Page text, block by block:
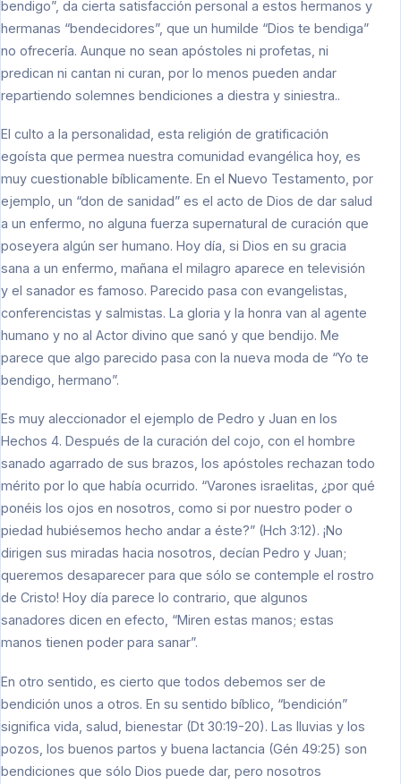
bendigo”, da cierta satisfacción personal a estos hermanos y
hermanas “bendecidores”, que un humilde “Dios te bendiga”
no ofrecería. Aunque no sean apóstoles ni profetas, ni
predican ni cantan ni curan, por lo menos pueden andar
repartiendo solemnes bendiciones a diestra y siniestra..
El culto a la personalidad, esta religión de gratificación
egoísta que permea nuestra comunidad evangélica hoy, es
muy cuestionable bíblicamente. En el Nuevo Testamento, por
ejemplo, un “don de sanidad” es el acto de Dios de dar salud
a un enfermo, no alguna fuerza supernatural de curación que
poseyera algún ser humano. Hoy día, si Dios en su gracia
sana a un enfermo, mañana el milagro aparece en televisión
y el sanador es famoso. Parecido pasa con evangelistas,
conferencistas y salmistas. La gloria y la honra van al agente
humano y no al Actor divino que sanó y que bendijo. Me
parece que algo parecido pasa con la nueva moda de “Yo te
bendigo, hermano”.
Es muy aleccionador el ejemplo de Pedro y Juan en los
Hechos 4. Después de la curación del cojo, con el hombre
sanado agarrado de sus brazos, los apóstoles rechazan todo
mérito por lo que había ocurrido. “Varones israelitas, ¿por qué
ponéis los ojos en nosotros, como si por nuestro poder o
piedad hubiésemos hecho andar a éste?” (Hch 3:12). ¡No
dirigen sus miradas hacia nosotros, decían Pedro y Juan;
queremos desaparecer para que sólo se contemple el rostro
de Cristo! Hoy día parece lo contrario, que algunos
sanadores dicen en efecto, “Miren estas manos; estas
manos tienen poder para sanar”.
En otro sentido, es cierto que todos debemos ser de
bendición unos a otros. En su sentido bíblico, “bendición”
significa vida, salud, bienestar (Dt 30:19-20). Las lluvias y los
pozos, los buenos partos y buena lactancia (Gén 49:25) son
bendiciones que sólo Dios puede dar, pero nosotros